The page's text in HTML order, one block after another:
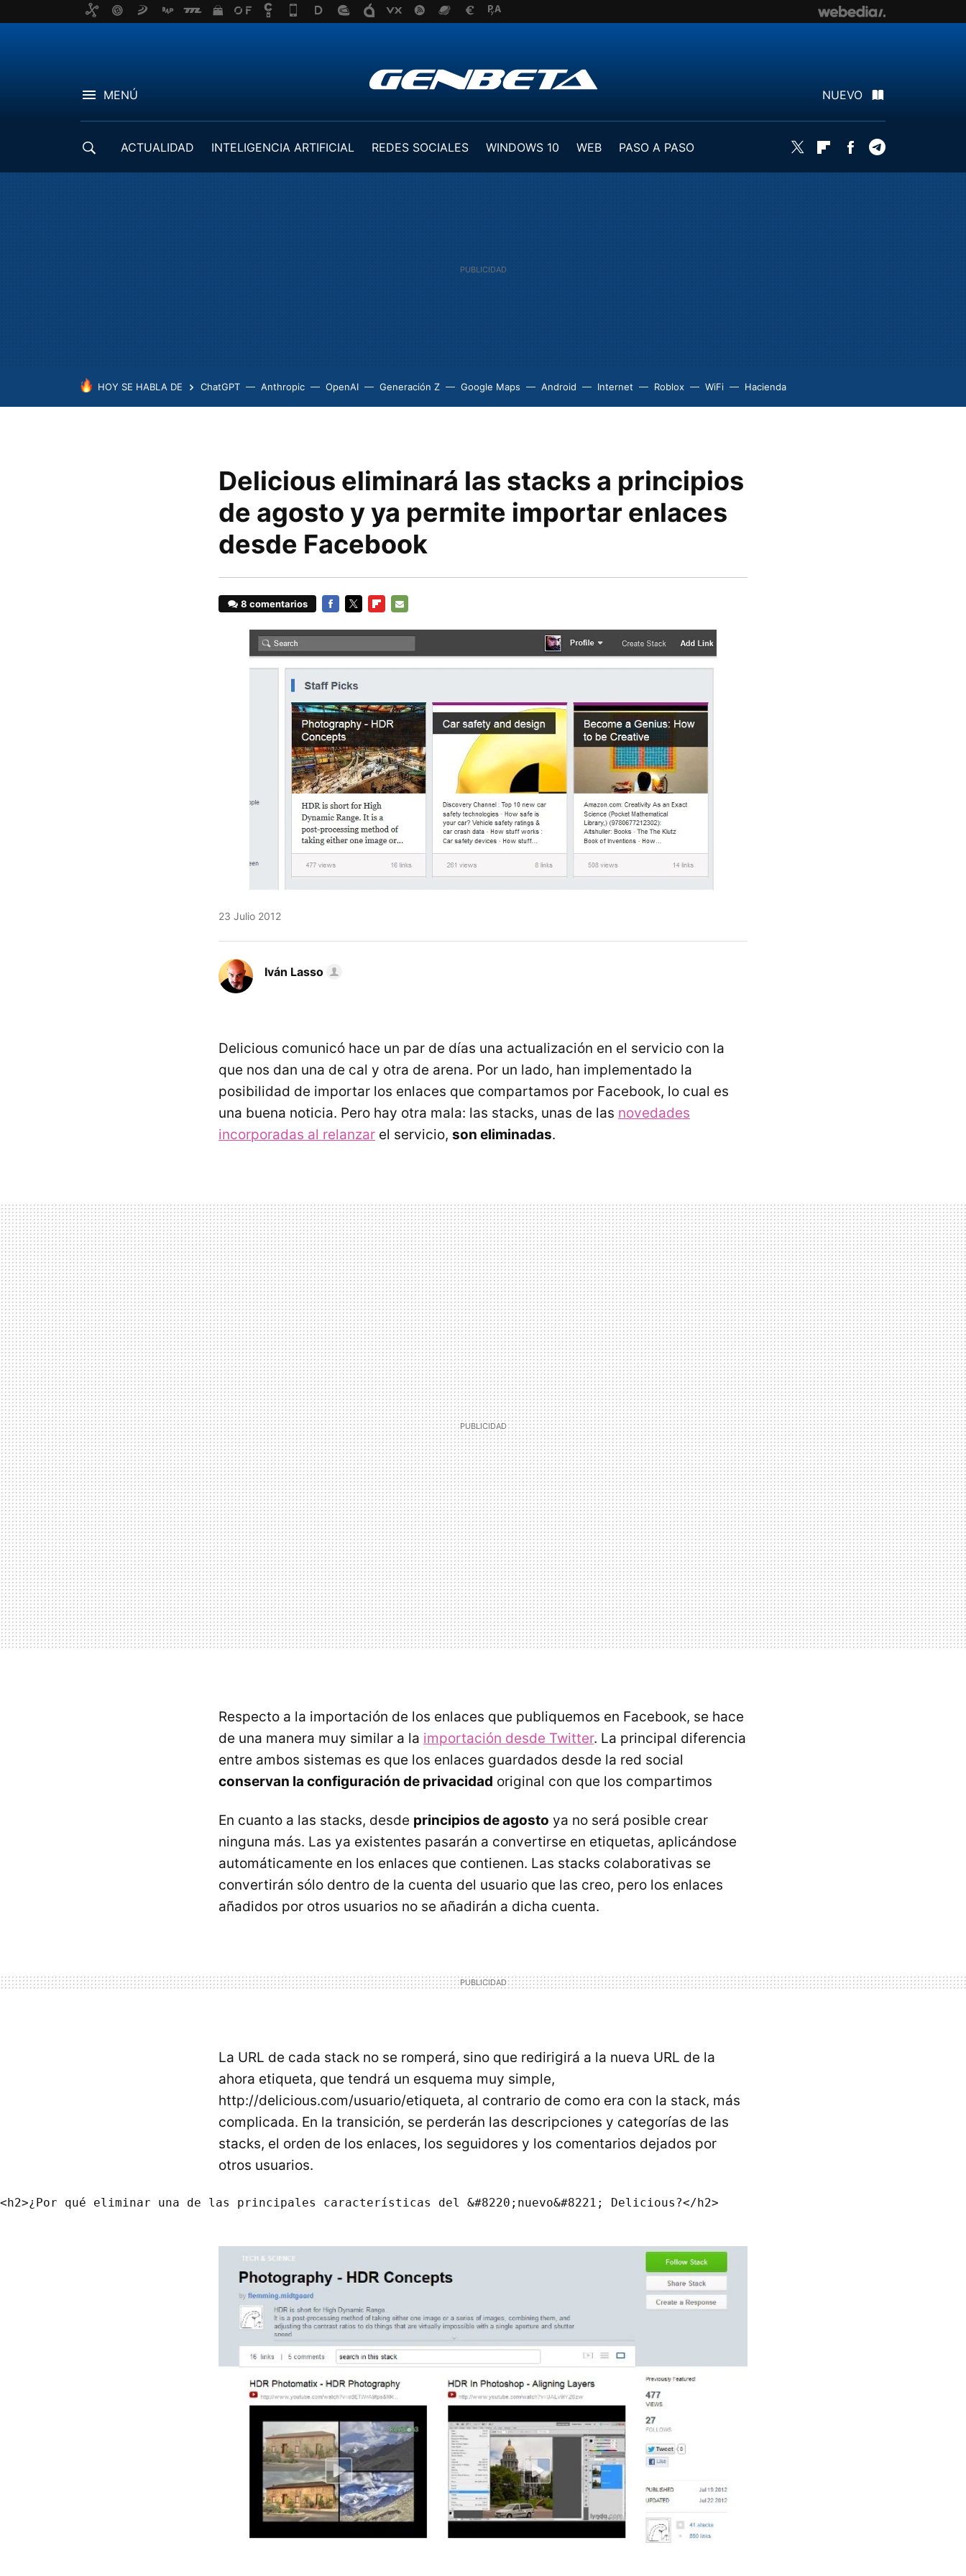
MENÚ NUEVO
ACTUALIDAD INTELIGENCIA ARTIFICIAL REDES SOCIALES WINDOWS 10 WEB
PASO A PASO
Twitter FlipboardFacebook
HOY SE HABLA DE ChatGPT Anthropic OpenAI Generación Z Google Maps Android Internet Roblox WiFi Hacienda
Delicious eliminará las stacks a principios
de agosto y ya permite importar enlaces
desde Facebook
8 comentarios
MAIL
23 Julio 2012
Iván Lasso
Delicious comunicó hace un par de días una actualización en el servicio con la
que nos dan una de cal y otra de arena. Por un lado, han implementado la
posibilidad de importar los enlaces que compartamos por Facebook, lo cual es
una buena noticia. Pero hay otra mala: las stacks, unas de las novedades
incorporadas al relanzar el servicio, son eliminadas.
Respecto a la importación de los enlaces que publiquemos en Facebook, se hace
de una manera muy similar a la importación desde Twitter. La principal diferencia
entre ambos sistemas es que los enlaces guardados desde la red social
conservan la configuración de privacidad original con que los compartimos
En cuanto a las stacks, desde principios de agosto ya no será posible crear
ninguna más. Las ya existentes pasarán a convertirse en etiquetas, aplicándose
automáticamente en los enlaces que contienen. Las stacks colaborativas se
convertirán sólo dentro de la cuenta del usuario que las creo, pero los enlaces
añadidos por otros usuarios no se añadirán a dicha cuenta.
La URL de cada stack no se romperá, sino que redirigirá a la nueva URL de la
ahora etiqueta, que tendrá un esquema muy simple,
http://delicious.com/usuario/etiqueta, al contrario de como era con la stack, más
complicada. En la transición, se perderán las descripciones y categorías de las
stacks, el orden de los enlaces, los seguidores y los comentarios dejados por
otros usuarios.